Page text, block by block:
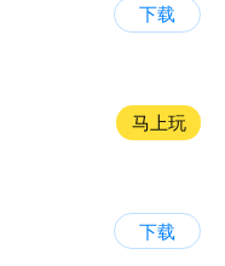
下载
马上玩
下载